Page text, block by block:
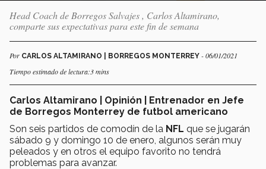
Head Coach de Borregos Salvajes , Carlos Altamirano,
comparte sus expectativas para este fin de semana
Por CARLOS ALTAMIRANO | BORREGOS MONTERREY - 06/01/2021
Tiempo estimado de lectura:3 mins
Carlos Altamirano | Opinión | Entrenador en Jefe
de Borregos Monterrey de futbol americano
Son seis partidos de comodín de la NFL que se jugarán
sábado 9 y domingo 10 de enero, algunos serán muy
peleados y en otros el equipo favorito no tendrá
problemas para avanzar.